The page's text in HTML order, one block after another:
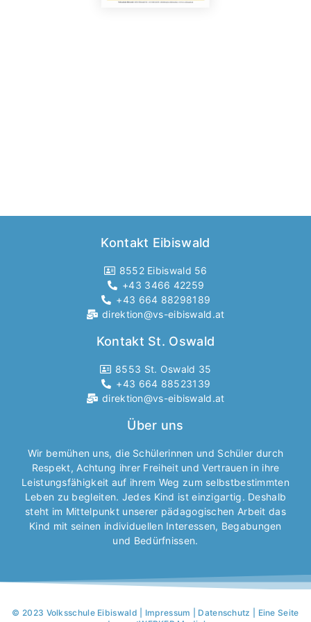
Kontakt Eibiswald
8552 Eibiswald 56
+43 3466 42259
+43 664 88298189
direktion@vs-eibiswald.at
Kontakt St. Oswald
8553 St. Oswald 35
+43 664 88523139
direktion@vs-eibiswald.at
Über uns
Wir bemühen uns, die Schülerinnen und Schüler durch
Respekt, Achtung ihrer Freiheit und Vertrauen in ihre
Leistungsfähigkeit auf ihrem Weg zum selbstbestimmten
Leben zu begleiten. Jedes Kind ist einzigartig. Deshalb
steht im Mittelpunkt unserer pädagogischen Arbeit das
Kind mit seinen individuellen Interessen, Begabungen
und Bedürfnissen.
© 2023 Volksschule Eibiswald | Impressum Datenschutz
| Eine Seite